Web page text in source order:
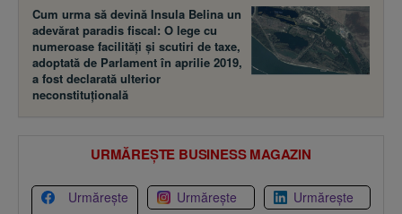
Cum urma să devină Insula Belina un
adevărat paradis fiscal: O lege cu
numeroase facilităţi şi scutiri de taxe,
adoptată de Parlament în aprilie 2019,
a fost declarată ulterior
neconstituţională
URMĂREȘTE BUSINESS MAGAZIN
Urmărește Urmărește Urmărește